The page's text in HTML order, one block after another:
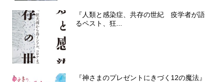
『人類と感染症、共存の世紀 疫学者が語
るペスト、狂...
『神さまのプレゼントにきづく12の魔法』